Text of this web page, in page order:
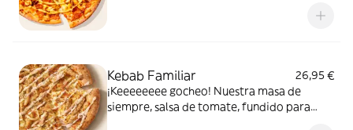
Kebab Familiar
26,95 €
¡Keeeeeeee gocheo! Nuestra masa de
siempre, salsa de tomate, fundido para